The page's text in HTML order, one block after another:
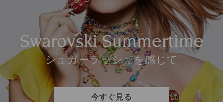
Swarovski Summertime
シュガーラッシュを感じて
今すぐ見る